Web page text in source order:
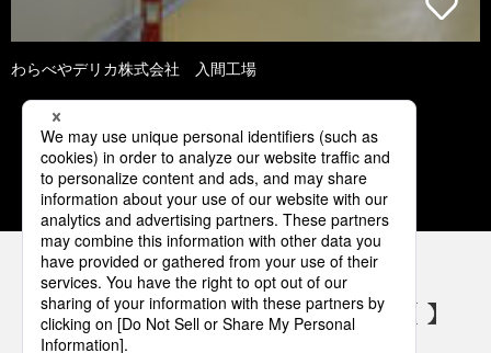
わらべやデリカ株式会社 入間工場
1 2 3 4 5
パナソニックの電気設備 SNSアカウント